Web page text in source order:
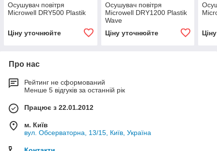
Осушувач повітря
Microwell DRY500 Plastik
Ціну уточнюйте
Осушувач повітря
Microwell DRY1200 Plastik
Wave
Ціну уточнюйте
Про нас
Рейтинг не сформований
Менше 5 відгуків за останній рік
Працює з 22.01.2012
м. Київ
вул. Обсерваторна, 13/15, Київ, Україна